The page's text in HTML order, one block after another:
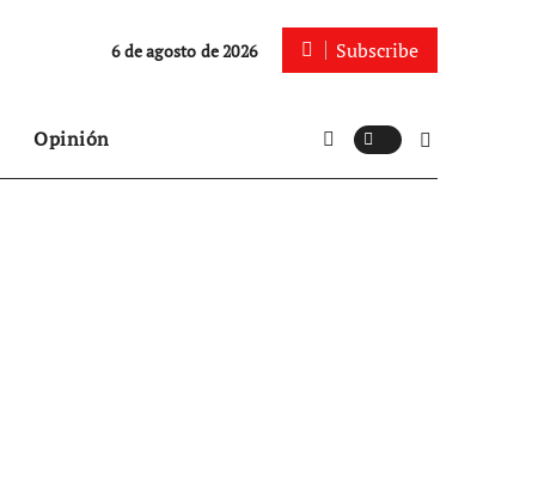
6 de agosto de 2026 Subscribe
Opinión